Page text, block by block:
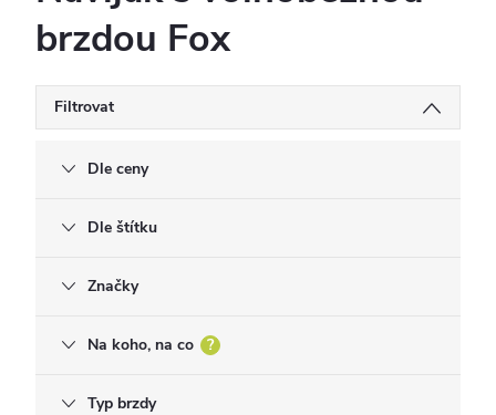
brzdou Fox
Filtrovat
Dle ceny
Dle štítku
Značky
Na koho, na co ?
Typ brzdy